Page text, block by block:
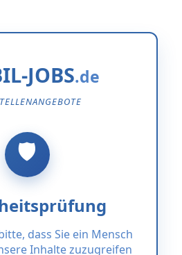
JOBS
dass Sie ein Mensch
Inhalte zuzugreifen